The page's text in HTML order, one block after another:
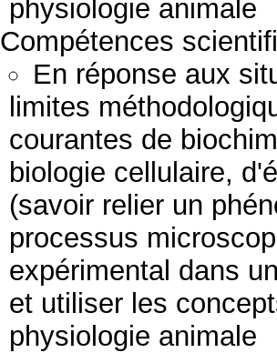
physiologie animale
Compétences
En réponse aux
limites
courantes de
biologie cellulaire,
(savoir relier un
processus
expérimental dans
et utiliser les
physiologie animale